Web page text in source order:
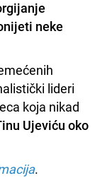
neke
lideri
koja nikad
Ujeviću oko
.